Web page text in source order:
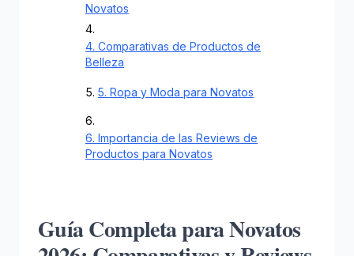
Novatos
4. Comparativas de Productos de
Belleza
5. Ropa y Moda para Novatos
6. Importancia de las Reviews de
Productos para Novatos
Guía Completa para Novatos